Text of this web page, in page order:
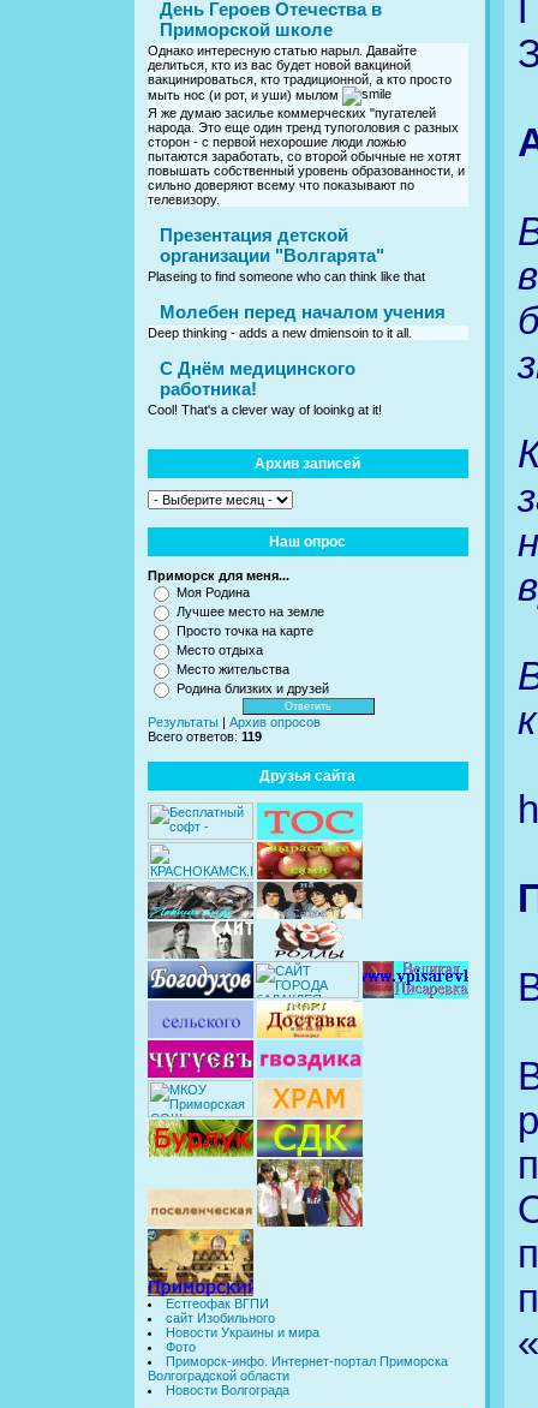
День Героев Отечества в
Приморской школе
Однако интересную статью нарыл. Давайте
делиться, кто из вас будет новой вакциной
вакцинироваться, кто традиционной, а кто просто
мыть нос (и рот, и уши) мылом
Я же думаю засилье коммерческих "пугателей
народа. Это еще один тренд тупоголовия с разных
сторон - с первой нехорошие люди ложью
пытаются заработать, со второй обычные не хотят
повышать собственный уровень образованности, и
сильно доверяют всему что показывают по
телевизору.
Презентация детской
организации "Волгарята"
Plaseing to find someone who can think like that
Молебен перед началом учения
Deep thinking - adds a new dmiensoin to it all.
C Днём медицинского
работника!
Cool! That's a clever way of looinkg at it!
Архив записей
Наш опрос
Приморск для меня...
Моя Родина
Лучшее место на земле
Просто точка на карте
Место отдыха
Место жительства
Родина близких и друзей
Результаты
Архив опросов
Всего ответов: 119
Друзья сайта
Естгеофак ВГПИ
сайт Изобильного
Новости Украины и мира
Фото
Приморск-инфо. Интернет-портал Приморска
Волгоградской области
Новости Волгограда